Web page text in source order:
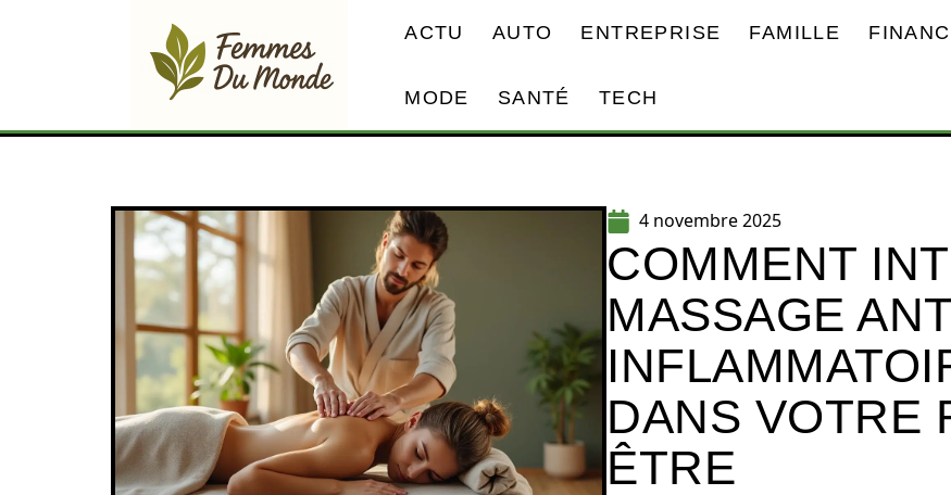
ACTU AUTO ENTREPRISE FAMILLE
MODE SANTÉ TECH
4 novembre 2025
COMMENT
MASSAGE
DANS VOTRE
ÊTRE